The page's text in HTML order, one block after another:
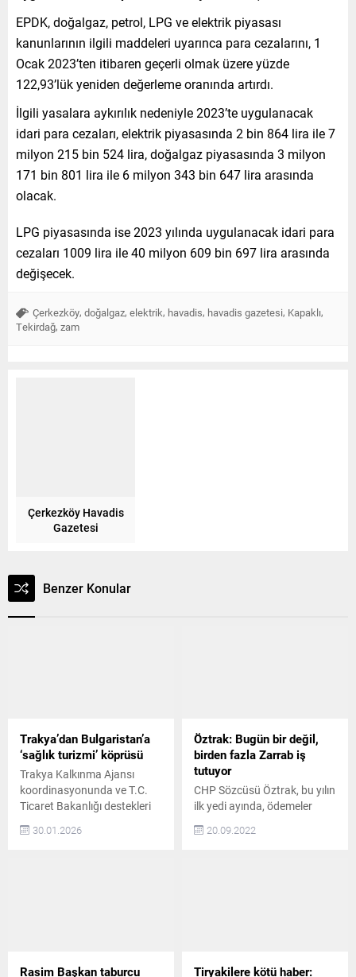
EPDK, doğalgaz, petrol, LPG ve elektrik piyasası
kanunlarının ilgili maddeleri uyarınca para cezalarını, 1
Ocak 2023’ten itibaren geçerli olmak üzere yüzde
122,93’lük yeniden değerleme oranında artırdı.
İlgili yasalara aykırılık nedeniyle 2023’te uygulanacak
idari para cezaları, elektrik piyasasında 2 bin 864 lira ile 7
milyon 215 bin 524 lira, doğalgaz piyasasında 3 milyon
171 bin 801 lira ile 6 milyon 343 bin 647 lira arasında
olacak.
LPG piyasasında ise 2023 yılında uygulanacak idari para
cezaları 1009 lira ile 40 milyon 609 bin 697 lira arasında
değişecek.
Çerkezköy, doğalgaz, elektrik, havadis, havadis gazetesi, Kapaklı,
Tekirdağ, zam
Çerkezköy Havadis
Gazetesi
Benzer Konular
Trakya’dan Bulgaristan’a
‘sağlık turizmi’ köprüsü
Trakya Kalkınma Ajansı
koordinasyonunda ve T.C.
Ticaret Bakanlığı destekleri
ile Trakya Sağlık Turizmini
Geliştirme Derneği
T.C. Ticaret Bakanlığı ve
30.01.2026
Öztrak: Bugün bir değil,
birden fazla Zarrab iş
tutuyor
CHP Sözcüsü Öztrak, bu yılın
ilk yedi ayında, ödemeler
dengesi istatistiklerinde
kaynağı bilinmeyen
karşılaşıldığını ifade eden
20.09.2022
Rasim Başkan taburcu
Tiryakilere kötü haber: